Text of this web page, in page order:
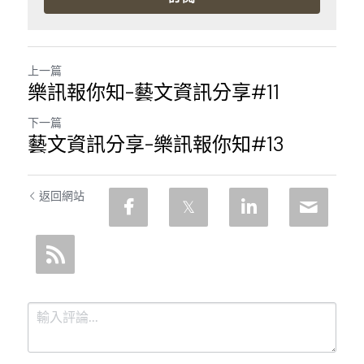
上一篇
樂訊報你知-藝文資訊分享#11
下一篇
藝文資訊分享-樂訊報你知#13
返回網站